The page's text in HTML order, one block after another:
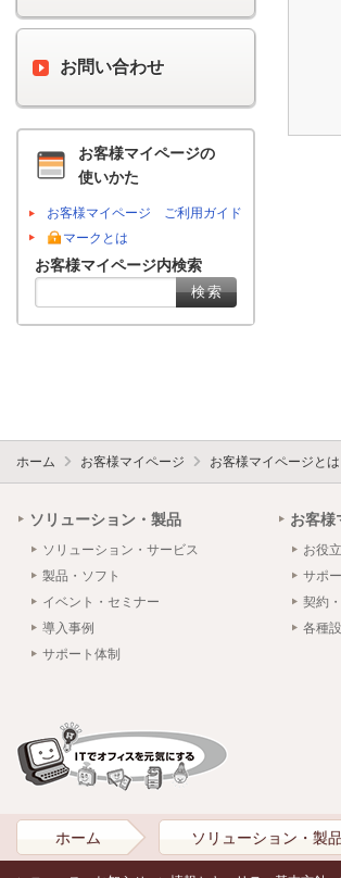
お問い合わせ
お客様マイページの
使いかた
お客様マイページ ご利用ガイド
マークとは
お客様マイページ内検索
ホーム お客様マイページ お客様マイページとは
ソリューション・製品
ソリューション・サービス
製品・ソフト
イベント・セミナー
導入事例
サポート体制
お客様
お役
サポ
契約
各種
ホーム ソリューション・製品